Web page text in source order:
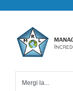
content
Mergi la...